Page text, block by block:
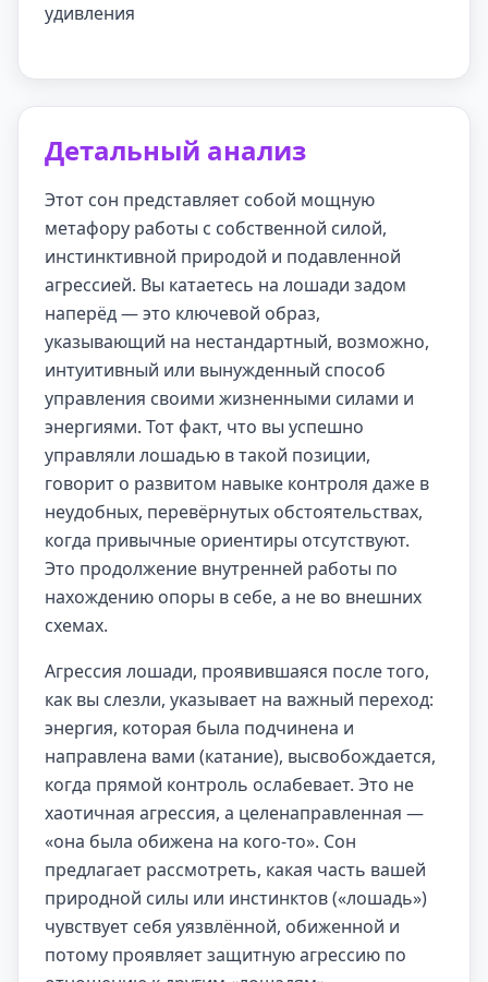
удивления
Детальный анализ
Этот сон представляет собой мощную
метафору работы с собственной силой,
инстинктивной природой и подавленной
агрессией. Вы катаетесь на лошади задом
наперёд — это ключевой образ,
указывающий на нестандартный, возможно,
интуитивный или вынужденный способ
управления своими жизненными силами и
энергиями. Тот факт, что вы успешно
управляли лошадью в такой позиции,
говорит о развитом навыке контроля даже в
неудобных, перевёрнутых обстоятельствах,
когда привычные ориентиры отсутствуют.
Это продолжение внутренней работы по
нахождению опоры в себе, а не во внешних
схемах.
Агрессия лошади, проявившаяся после того,
как вы слезли, указывает на важный переход:
энергия, которая была подчинена и
направлена вами (катание), высвобождается,
когда прямой контроль ослабевает. Это не
хаотичная агрессия, а целенаправленная —
«она была обижена на кого-то». Сон
предлагает рассмотреть, какая часть вашей
природной силы или инстинктов («лошадь»)
чувствует себя уязвлённой, обиженной и
потому проявляет защитную агрессию по